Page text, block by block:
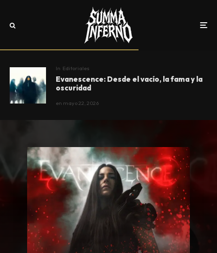
In Editoriales
Evanescence: Desde el vacío, la fama y la
oscuridad
en mayo 22, 2026